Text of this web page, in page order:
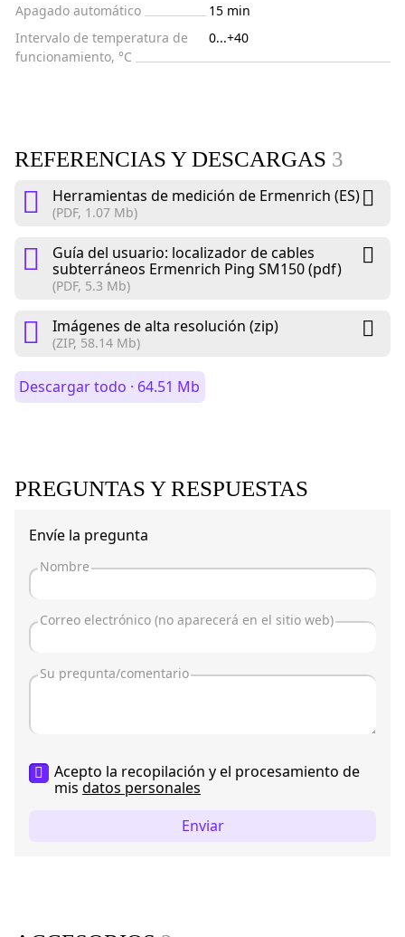
Apagado automático
15 min
Intervalo de temperatura de
funcionamiento, °C
0...+40
REFERENCIAS Y DESCARGAS 3
Herramientas de medición de Ermenrich (ES)
(PDF, 1.07 Mb)
Guía del usuario: localizador de cables
subterráneos Ermenrich Ping SM150 (pdf)
(PDF, 5.3 Mb)
Imágenes de alta resolución (zip)
(ZIP, 58.14 Mb)
Descargar todo · 64.51 Mb
PREGUNTAS Y RESPUESTAS
Envíe la pregunta
Acepto la recopilación y el procesamiento de
mis datos personales
Enviar